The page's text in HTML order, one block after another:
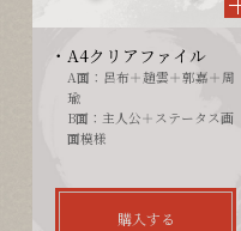
A4クリアファイル
A面：呂布＋趙雲＋郭嘉＋周
瑜
B面：主人公＋ステータス画
面模様
購入する